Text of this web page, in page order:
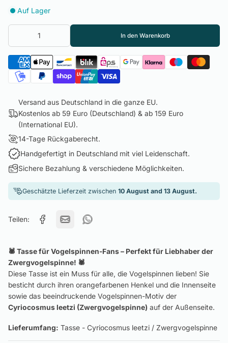
Auf Lager
In den Warenkorb
Versand aus Deutschland in die ganze EU.
Kostenlos ab 59 Euro (Deutschland) & ab 159 Euro
(International EU).
14-Tage Rückgaberecht.
Handgefertigt in Deutschland mit viel Leidenschaft.
Sichere Bezahlung & verschiedene Möglichkeiten.
Geschätzte Lieferzeit zwischen 10 August and 13 August.
Teilen:
🕷️ Tasse für Vogelspinnen-Fans – Perfekt für Liebhaber der
Zwergvogelspinne! 🕷️
Diese Tasse ist ein Muss für alle, die Vogelspinnen lieben! Sie
besticht durch ihren orangefarbenen Henkel und die Innenseite
sowie das beeindruckende Vogelspinnen-Motiv der
Cyriocosmus leetzi (Zwergvogelspinne) auf der Außenseite.
Lieferumfang: Tasse - Cyriocosmus leetzi / Zwergvogelspinne